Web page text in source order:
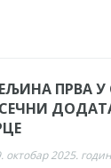
ПРВА
октобар 2025.